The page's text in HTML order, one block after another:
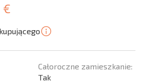
€
Całoroczne zamieszkanie:
Tak